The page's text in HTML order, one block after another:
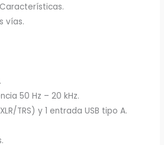
Características.
vías.
50 Hz – 20 kHz.
TRS) y 1 entrada USB tipo A.